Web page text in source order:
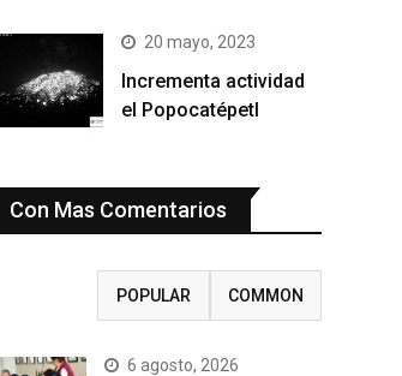
20 mayo, 2023
Incrementa actividad
el Popocatépetl
Con Mas Comentarios
POPULAR COMMON
6 agosto, 2026